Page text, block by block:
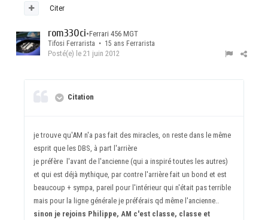
Citer
rom330ci•Ferrari 456 MGT
Tifosi Ferrarista • 15 ans Ferrarista
Posté(e) le 21 juin 2012
Citation
je trouve qu'AM n'a pas fait des miracles, on reste dans le même
esprit que les DBS, à part l'arrière
je préfère l'avant de l'ancienne (qui a inspiré toutes les autres)
et qui est déjà mythique, par contre l'arrière fait un bond et est
beaucoup + sympa, pareil pour l'intérieur qui n'était pas terrible
mais pour la ligne générale je préférais qd même l'ancienne..
sinon je rejoins Philippe, AM c'est classe, classe et